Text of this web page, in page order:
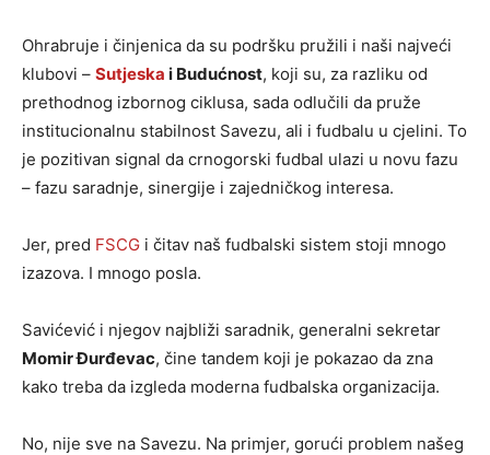
Ohrabruje i činjenica da su podršku pružili i naši najveći
klubovi – Sutjeska i Budućnost, koji su, za razliku od
prethodnog izbornog ciklusa, sada odlučili da pruže
institucionalnu stabilnost Savezu, ali i fudbalu u cjelini. To
je pozitivan signal da crnogorski fudbal ulazi u novu fazu
– fazu saradnje, sinergije i zajedničkog interesa.
Jer, pred FSCG i čitav naš fudbalski sistem stoji mnogo
izazova. I mnogo posla.
Savićević i njegov najbliži saradnik, generalni sekretar
Momir Đurđevac, čine tandem koji je pokazao da zna
kako treba da izgleda moderna fudbalska organizacija.
No, nije sve na Savezu. Na primjer, gorući problem našeg